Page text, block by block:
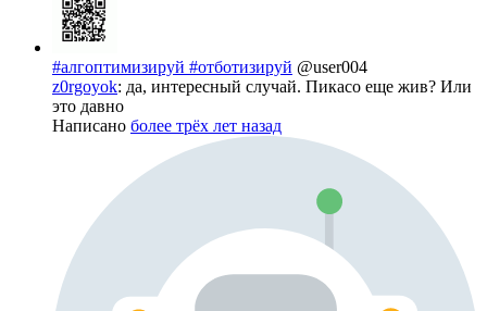
#алгоптимизируй #отботизируй @user004
z0rgoyok: да, интересный случай. Пикасо еще жив? Или
это давно
Написано более трёх лет назад